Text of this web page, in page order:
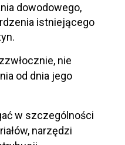
dowodowego,
istniejącego
nie
od dnia jego
w szczególności
narzędzi